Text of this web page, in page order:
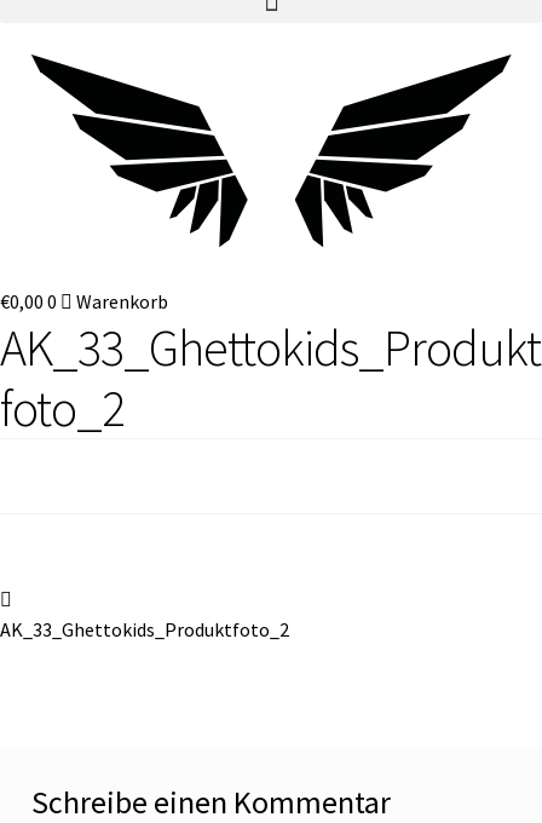
€0,00 0 Warenkorb
AK_33_Ghettokids_Produkt
foto_2
Beitragsnavigation
Beitrag:
AK_33_Ghettokids_Produktfoto_2
Schreibe einen Kommentar